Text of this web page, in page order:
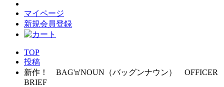
マイページ
新規会員登録
TOP
投稿
新作！ BAG'n'NOUN（バッグンナウン） OFFICER
BRIEF